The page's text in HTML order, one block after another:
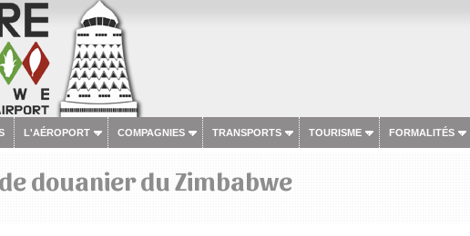
L'AÉROPORT COMPAGNIES TRANSPORTS TOURISME FORMALITÉS
douanier du Zimbabwe